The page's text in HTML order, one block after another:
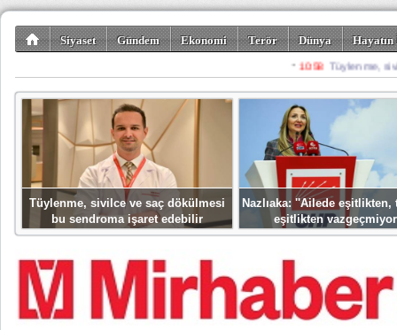
Siyaset Gündem Ekonomi Terör Dünya
Spor Misafir
Tüylenme, sivilce ve saç dökülmesi
bu sendroma işaret edebilir
Nazlıaka: ''Ailede eşitlikten,
eşitlikten